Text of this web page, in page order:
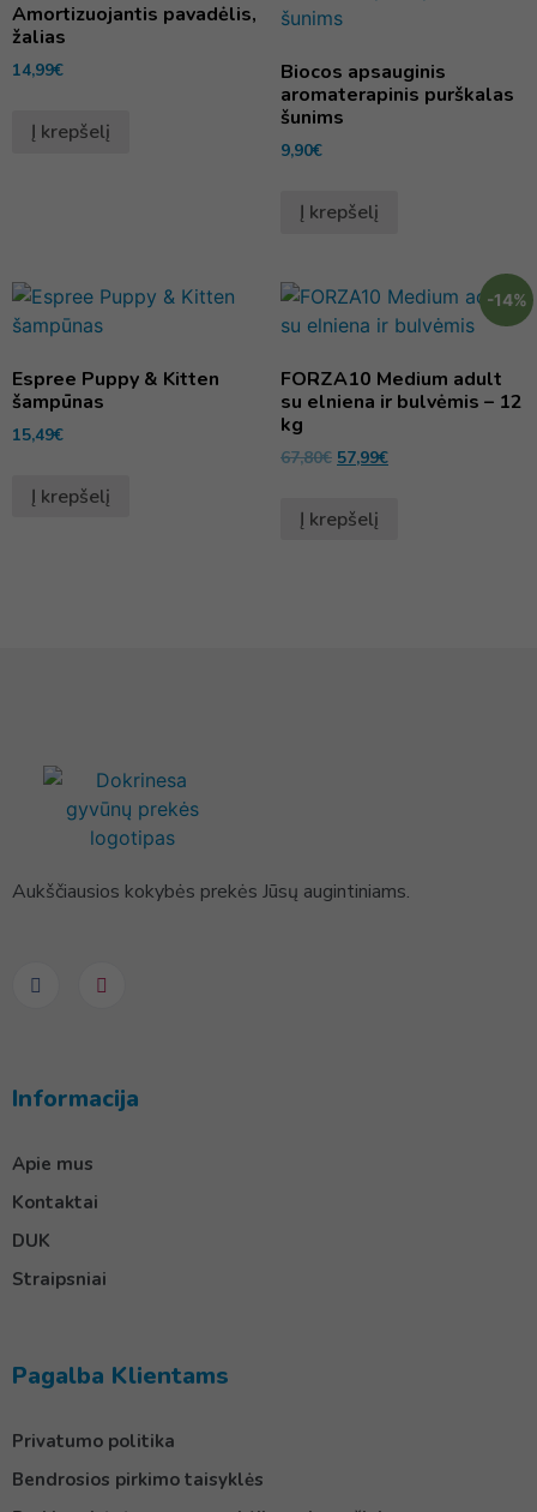
Amortizuojantis pavadėlis,
žalias
14,99€
Į krepšelį
Biocos apsauginis
aromaterapinis purškalas
šunims
9,90€
Į krepšelį
Espree Puppy & Kitten
šampūnas
15,49€
Į krepšelį
-14%
FORZA10 Medium adult
su elniena ir bulvėmis – 12
kg
67,80€ 57,99€
Į krepšelį
Aukščiausios kokybės prekės Jūsų augintiniams.
Informacija
Apie mus
Kontaktai
DUK
Straipsniai
Pagalba Klientams
Privatumo politika
Bendrosios pirkimo taisyklės